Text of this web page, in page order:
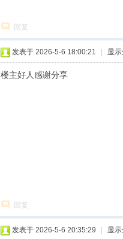
回复
发表于 2026-5-6 18:00:21 显
楼主好人感谢分享
回复
发表于 2026-5-6 20:35:29 显